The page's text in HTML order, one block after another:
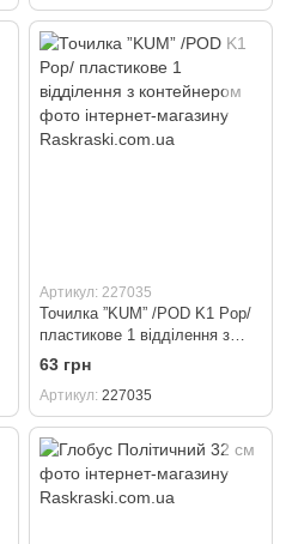
Артикул: 227035
Точилка ”KUM” /POD K1 Pop/
пластикове 1 відділення з
контейнером
63 грн
Артикул 227035